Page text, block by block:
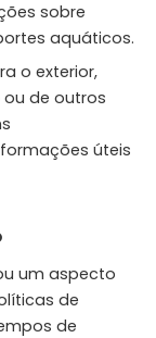
sobre
aquáticos.
o exterior,
ou de outros
úteis
um aspecto
de
de